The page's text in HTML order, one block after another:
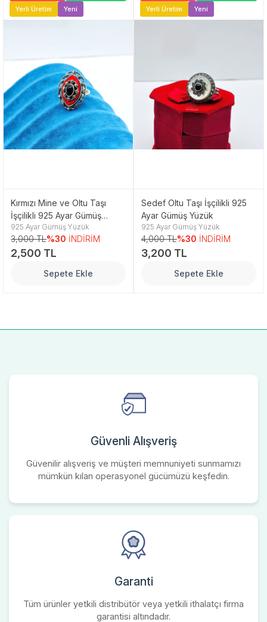
Yerli Üretim Yeni
Kırmızı Mine ve Oltu Taşı
İşçilikli 925 Ayar Gümüş
Yüzük
925 Ayar Gümüş Yüzük
3,000 TL%30 İNDİRİM
2,500 TL
Sepete Ekle
Yerli Üretim Yeni
Sedef Oltu Taşı İşçilikli 925
Ayar Gümüş Yüzük
925 Ayar Gümüş Yüzük
4,000 TL%30 İNDİRİM
3,200 TL
Sepete Ekle
Güvenli Alışveriş
Güvenilir alışveriş ve müşteri memnuniyeti sunmamızı
mümkün kılan operasyonel gücümüzü keşfedin.
Garanti
Tüm ürünler yetkili distribütör veya yetkili ithalatçı firma
garantisi altındadır.